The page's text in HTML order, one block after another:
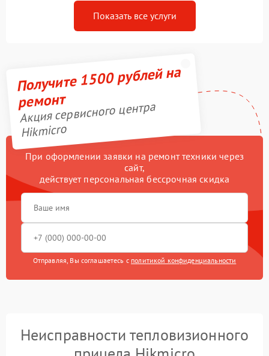
Показать все услуги
Получите 1500 рублей на
ремонт
Акция сервисного центра
Hikmicro
При оформлении заявки на ремонт техники через
сайт,
действует персональная бессрочная скидка
Отправляя, Вы соглашаетесь с политикой конфиденциальности
Неисправности тепловизионного